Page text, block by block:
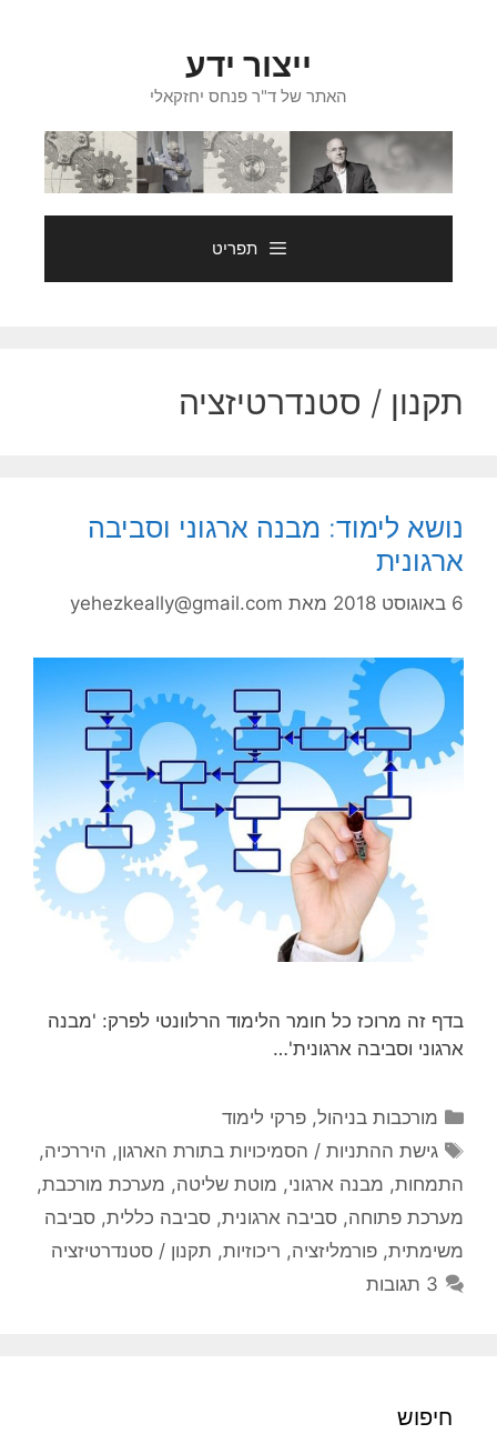
ייצור ידע
האתר של ד"ר פנחס יחזקאלי
תפריט
תקנון / סטנדרטיזציה
נושא לימוד: מבנה ארגוני וסביבה
ארגונית
6 באוגוסט 2018 מאת yehezkeally@gmail.com
בדף זה מרוכז כל חומר הלימוד הרלוונטי לפרק: 'מבנה
ארגוני וסביבה ארגונית'…
קטגוריות
מורכבות בניהול,פרקי לימוד
תגיות
גישת ההתניות / הסמיכויות בתורת הארגון, היררכיה,
התמחות, מבנה ארגוני, מוטת שליטה, מערכת מורכבת,
מערכת פתוחה, סביבה ארגונית, סביבה כללית, סביבה
משימתית, פורמליזציה, ריכוזיות, תקנון / סטנדרטיזציה
3 תגובות
חיפוש